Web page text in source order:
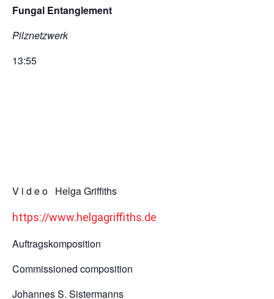
Fungal Entanglement
Pilznetzwerk
13:55
Commissioned composition
Johannes S. Sistermanns
https://www.igb-berlin.de/news/verborgene-